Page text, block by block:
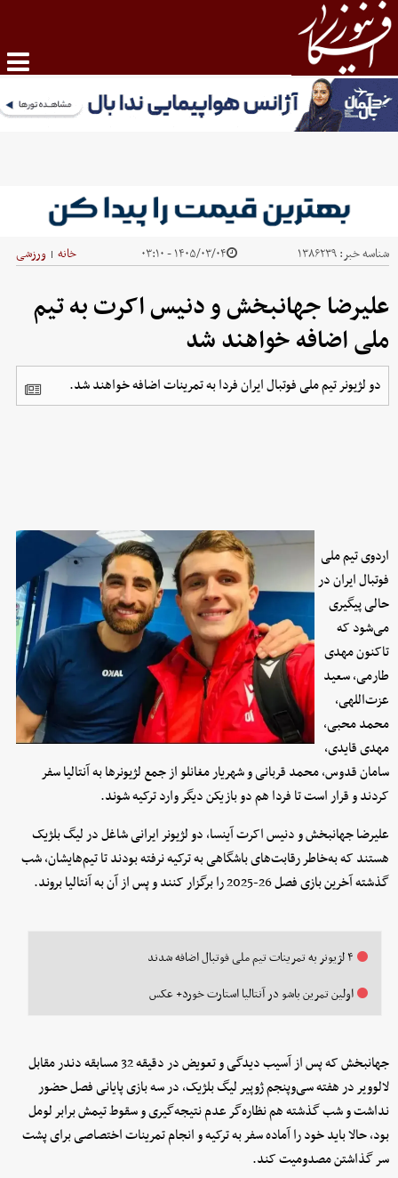
شناسه خبر:۱۳۸۶۲۳۹ ۱۴۰۵/۰۳/۰۴ - ۰۳:۱۰ خانه | ورزشی
علیرضا جهانبخش و دنیس اکرت به تیم
ملی اضافه خواهند شد
دو لژیونر تیم ملی فوتبال ایران فردا به تمرینات اضافه خواهند شد.
اردوی تیم ملی
فوتبال ایران در
حالی پیگیری
می‌شود که
تاکنون مهدی
طارمی، سعید
عزت‌اللهی،
محمد محبی،
مهدی قایدی،
سامان قدوس، محمد قربانی و شهریار مغانلو از جمع لژیونرها به آنتالیا سفر
کردند و قرار است تا فردا هم دو بازیکن دیگر وارد ترکیه شوند.
علیرضا جهانبخش و دنیس اکرت آینسا، دو لژیونر ایرانی شاغل در لیگ بلژیک
هستند که به‌خاطر رقابت‌های باشگاهی به ترکیه نرفته بودند تا تیم‌هایشان، شب
گذشته آخرین بازی فصل 26-2025 را برگزار کنند و پس از آن به آنتالیا بروند.
۴ لژیونر به تمرینات تیم ملی فوتبال اضافه شدند
اولین تمرین باشو در آنتالیا استارت خورد+ عکس
جهانبخش که پس از آسیب دیدگی و تعویض در دقیقه 32 مسابقه دندر مقابل
لالوویر در هفته سی‌وپنجم ژوپیر لیگ بلژیک، در سه بازی پایانی فصل حضور
نداشت و شب گذشته هم نظاره‌گر عدم نتیجه‌گیری و سقوط تیمش برابر لومل
بود، حالا باید خود را آماده سفر به ترکیه و انجام تمرینات اختصاصی برای پشت
سر گذاشتن مصدومیت کند.